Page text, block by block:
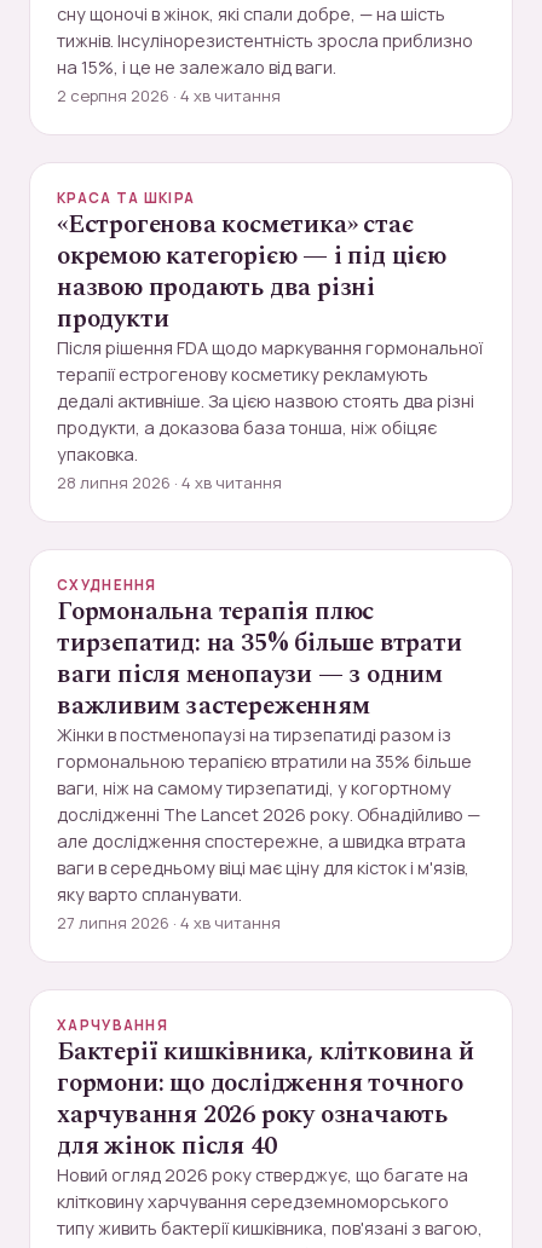
сну щоночі в жінок, які спали добре, — на шість
тижнів. Інсулінорезистентність зросла приблизно
на 15%, і це не залежало від ваги.
2 серпня 2026 · 4 хв читання
КРАСА ТА ШКІРА
«Естрогенова косметика» стає
окремою категорією — і під цією
назвою продають два різні
продукти
Після рішення FDA щодо маркування гормональної
терапії естрогенову косметику рекламують
дедалі активніше. За цією назвою стоять два різні
продукти, а доказова база тонша, ніж обіцяє
упаковка.
28 липня 2026 · 4 хв читання
СХУДНЕННЯ
Гормональна терапія плюс
тирзепатид: на 35% більше втрати
ваги після менопаузи — з одним
важливим застереженням
Жінки в постменопаузі на тирзепатиді разом із
гормональною терапією втратили на 35% більше
ваги, ніж на самому тирзепатиді, у когортному
дослідженні The Lancet 2026 року. Обнадійливо —
але дослідження спостережне, а швидка втрата
ваги в середньому віці має ціну для кісток і м'язів,
яку варто спланувати.
27 липня 2026 · 4 хв читання
ХАРЧУВАННЯ
Бактерії кишківника, клітковина й
гормони: що дослідження точного
харчування 2026 року означають
для жінок після 40
Новий огляд 2026 року стверджує, що багате на
клітковину харчування середземноморського
типу живить бактерії кишківника, пов'язані з вагою,